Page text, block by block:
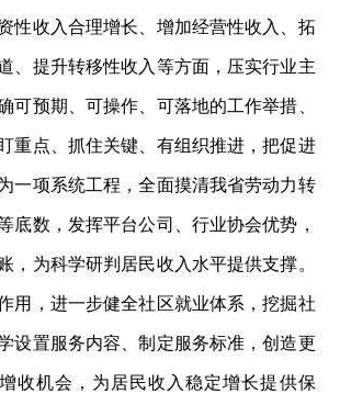
性收入合理增长、增加经营性收入、拓
、提升转移性收入等方面，压实行业主
可预期、可操作、可落地的工作举措、
重点、抓住关键、有组织推进，把促进
一项系统工程，全面摸清我省劳动力转
底数，发挥平台公司、行业协会优势，
，为科学研判居民收入水平提供支撑。
用，进一步健全社区就业体系，挖掘社
设置服务内容、制定服务标准，创造更
收机会，为居民收入稳定增长提供保